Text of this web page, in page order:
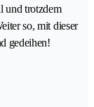
und trotzdem
so, mit dieser
gedeihen!